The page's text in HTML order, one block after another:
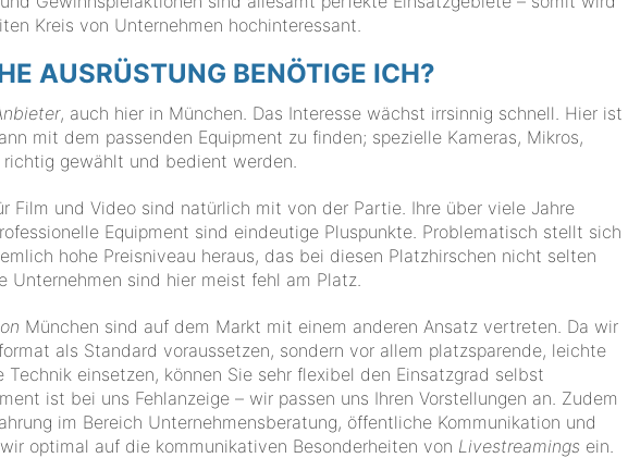
Kreis von Unternehmen hochinteressant.
AUSRÜSTUNG BENÖTIGE ICH?
, auch hier in München. Das Interesse wächst irrsinnig schnell. Hier ist
mit dem passenden Equipment zu finden; spezielle Kameras, Mikros,
gewählt und bedient werden.
Film und Video sind natürlich mit von der Partie. Ihre über viele Jahre
Equipment sind eindeutige Pluspunkte. Problematisch stellt sich
hohe Preisniveau heraus, das bei diesen Platzhirschen nicht selten
Unternehmen sind hier meist fehl am Platz.
München sind auf dem Markt mit einem anderen Ansatz vertreten. Da wir
als Standard voraussetzen, sondern vor allem platzsparende, leichte
einsetzen, können Sie sehr flexibel den Einsatzgrad selbst
ist bei uns Fehlanzeige – wir passen uns Ihren Vorstellungen an. Zudem
im Bereich Unternehmensberatung, öffentliche Kommunikation und
optimal auf die kommunikativen Besonderheiten von Livestreamings ein.